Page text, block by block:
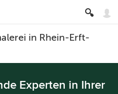
in Rhein-Erft-
Experten in Ihrer